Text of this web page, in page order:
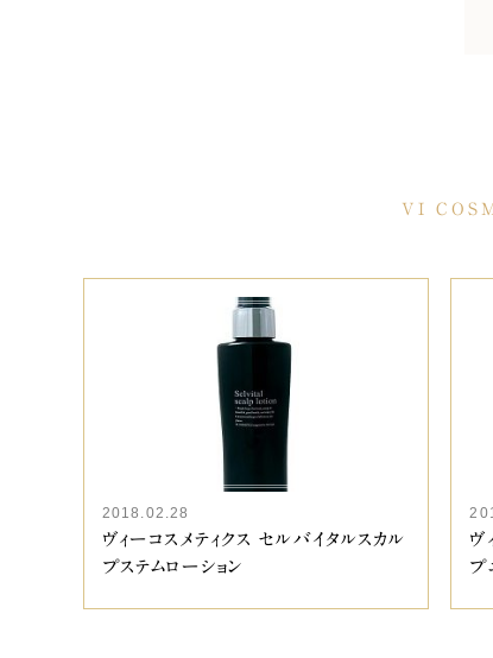
VI
2018.02.28
ヴィーコスメティクス セルバイタルスカル
プステムローション
ヴ
プ